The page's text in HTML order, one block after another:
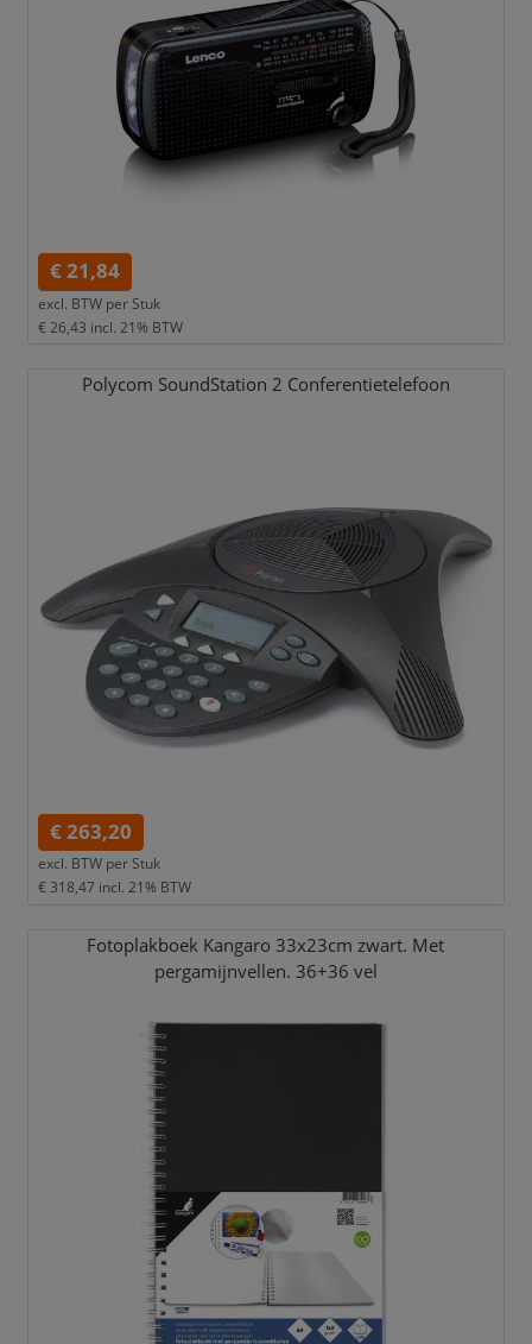
€ 21,84
excl. BTW per Stuk
€ 26,43 incl. 21% BTW
Polycom SoundStation 2 Conferentietelefoon
€ 263,20
excl. BTW per Stuk
€ 318,47 incl. 21% BTW
Fotoplakboek Kangaro 33x23cm zwart. Met
pergamijnvellen. 36+36 vel